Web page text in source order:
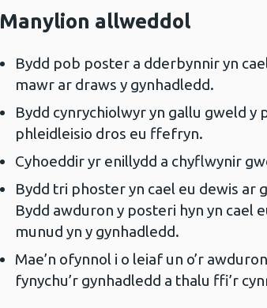
Manylion allweddol
Bydd pob poster a dderbynnir yn
mawr ar draws y gynhadledd.
Bydd cynrychiolwyr yn gallu gweld y
phleidleisio dros eu ffefryn.
Cyhoeddir yr enillydd a chyflwynir
Bydd tri phoster yn cael eu dewis ar
Bydd awduron y posteri hyn yn cael
munud yn y gynhadledd.
Mae’n ofynnol i o leiaf un o’r
fynychu’r gynhadledd a thalu ffi’r